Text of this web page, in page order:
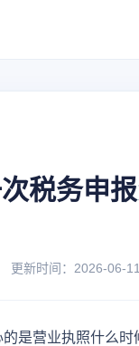
税务申
更新时间：2026-06-
是营业执照什么